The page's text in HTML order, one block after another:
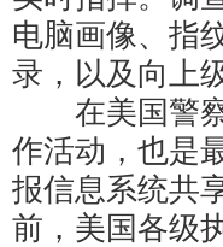
电脑画像、指
录，以及向上
在美国警察
作活动，也是
报信息系统共
前，美国各级